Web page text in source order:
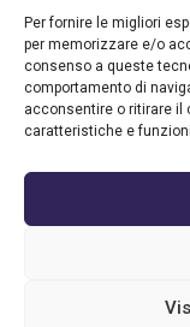
Per fornire le migliori
per memorizzare e/o
consenso a queste
comportamento di
acconsentire o ritirare il
caratteristiche e
Autorità di
Direzione AdG
Iniziativa finanziata
Veneto 2014-2022.
Organismo
©2023 GAL
334232 – C.F e